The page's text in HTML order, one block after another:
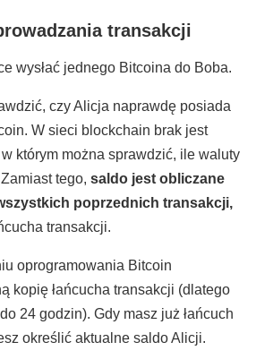
transakcji
wysłać jednego Bitcoina do Boba.
czy Alicja naprawdę posiada
W sieci blockchain brak jest
którym można sprawdzić, ile waluty
tego, saldo jest obliczane
poprzednich transakcji,
transakcji.
oprogramowania Bitcoin
kopię łańcucha transakcji (dlatego
24 godzin). Gdy masz już łańcuch
określić aktualne saldo Alicji.